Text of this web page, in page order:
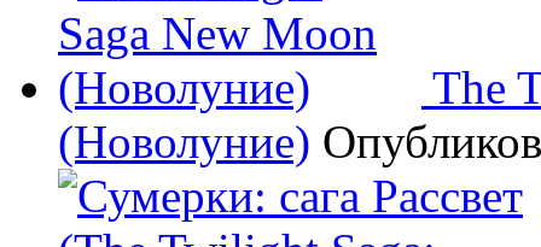
The
(Новолуние)